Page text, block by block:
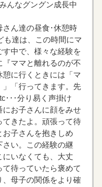
んなグングン成長中
さん達の昼食･休憩時
も達は、この時間にマ
中で、様々な経験を
ママと離れるのが不
に行くときには「マ
」「行ってきます。先
･･･分り易く声掛け
にお子さんに顔をみせ
てきたよ。頑張って待
子さんを抱きしめ
い。この経験の継
いなくても、大丈
待っていたら褒めて
、母子の関係をより確